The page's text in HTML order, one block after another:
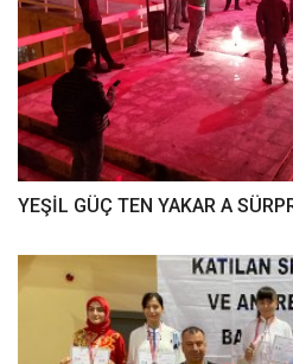
YEŞİL GÜÇ TEN YAKAR A